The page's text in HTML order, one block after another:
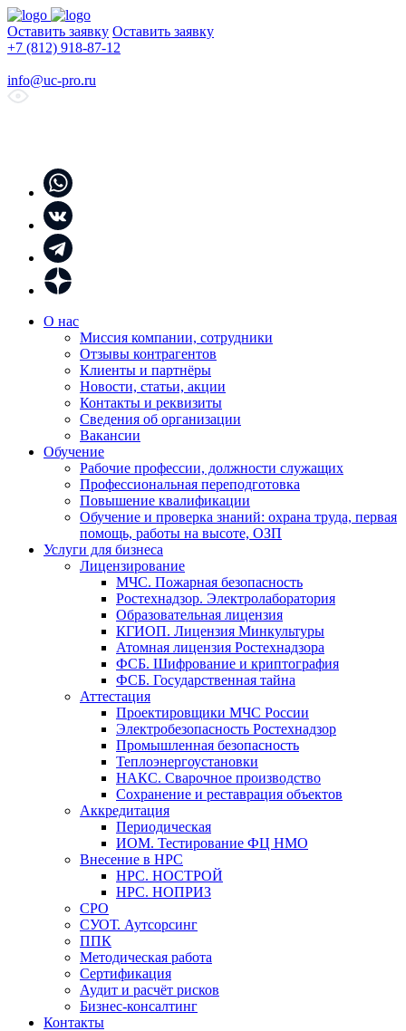
Оставить заявку Оставить заявку
+7 (812) 918-87-12
info@uc-pro.ru
О нас
Миссия компании, сотрудники
Отзывы контрагентов
Клиенты и партнёры
Новости, статьи, акции
Контакты и реквизиты
Сведения об организации
Вакансии
Обучение
Рабочие профессии, должности служащих
Профессиональная переподготовка
Повышение квалификации
Обучение и проверка знаний: охрана труда, первая
помощь, работы на высоте, ОЗП
Услуги для бизнеса
Лицензирование
МЧС. Пожарная безопасность
Ростехнадзор. Электролаборатория
Образовательная лицензия
КГИОП. Лицензия Минкультуры
Атомная лицензия Ростехнадзора
ФСБ. Шифрование и криптография
ФСБ. Государственная тайна
Аттестация
Проектировщики МЧС России
Электробезопасность Ростехнадзор
Промышленная безопасность
Теплоэнергоустановки
НАКС. Сварочное производство
Сохранение и реставрация объектов
Аккредитация
Периодическая
ИОМ. Тестирование ФЦ НМО
Внесение в НРС
НРС. НОСТРОЙ
НРС. НОПРИЗ
СРО
СУОТ. Аутсорсинг
ППК
Методическая работа
Сертификация
Аудит и расчёт рисков
Бизнес-консалтинг
Контакты